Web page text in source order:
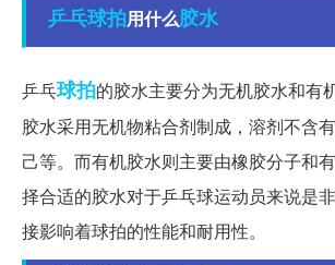
乒乓球拍用什么胶水
乒乓球拍的胶水主要分为无机胶水和有
胶水采用无机物粘合剂制成，溶剂不含
己等。而有机胶水则主要由橡胶分子和
择合适的胶水对于乒乓球运动员来说是
接影响着球拍的性能和耐用性。